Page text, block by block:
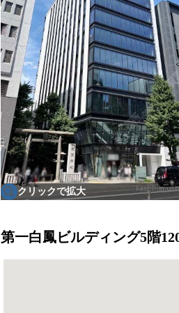
クリックで拡大
第一白鳳ビルディング5階